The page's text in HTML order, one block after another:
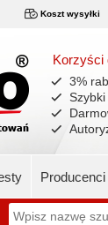
Koszt wysyłki
Korzyści
3%
Producenci